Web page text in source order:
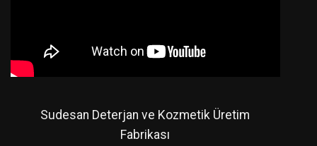
Sudesan Deterjan ve Kozmetik Üretim
Fabrikası